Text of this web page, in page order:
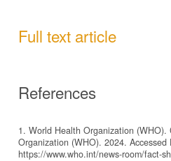
Full text article
References
1. World Health Organization (WHO).
Organization (WHO). 2024. Accessed
https://www.who.int/news-room/fact-